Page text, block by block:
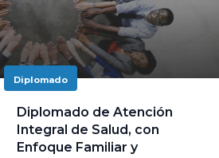
Diplomado
Diplomado de Atención
Integral de Salud, con
Enfoque Familiar y